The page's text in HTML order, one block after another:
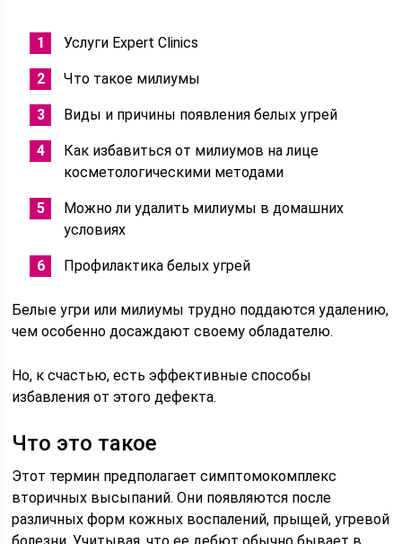
Услуги Expert Clinics
Что такое милиумы
Виды и причины появления белых угрей
Как избавиться от милиумов на лице
косметологическими методами
Можно ли удалить милиумы в домашних
условиях
Профилактика белых угрей
Белые угри или милиумы трудно поддаются удалению,
чем особенно досаждают своему обладателю.
Но, к счастью, есть эффективные способы
избавления от этого дефекта.
Что это такое
Этот термин предполагает симптомокомплекс
вторичных высыпаний. Они появляются после
различных форм кожных воспалений, прыщей, угревой